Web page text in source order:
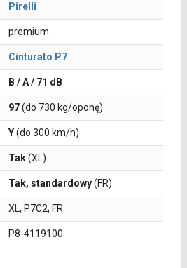
Pirelli
premium
Cinturato P7
B / A / 71 dB
97(do 730 kg/oponę)
Y(do 300 km/h)
Tak(XL)
Tak, standardowy(FR)
XL, P7C2, FR
P8-4119100